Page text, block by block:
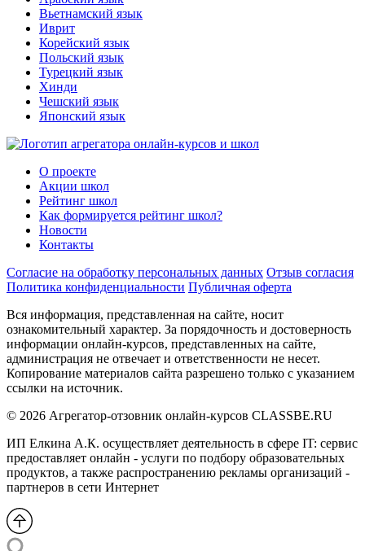
Вьетнамский язык
Иврит
Корейский язык
Польский язык
Турецкий язык
Хинди
Чешский язык
Японский язык
О проекте
Акции школ
Рейтинг школ
Как формируется рейтинг школ?
Новости
Контакты
Согласие на обработку персональных данных Отзыв согласия
Политика конфиденциальности Публичная оферта
Вся информация, представленная на сайте, носит
ознакомительный характер. За порядочность и достоверность
информации онлайн-курсов, представленных на сайте,
администрация не отвечает и ответственности не несет.
Копирование материалов сайта разрешено только с указанием
ссылки на источник.
© 2026 Агрегатор-отзовник онлайн-курсов CLASSBE.RU
ИП Елкина А.К. осуществляет деятельность в сфере IT: сервис
предоставляет онлайн - услуги по подбору образовательных
продуктов, а также распространению рекламы организаций -
партнеров в сети Интернет